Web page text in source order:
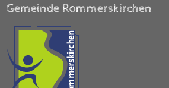
Gemeinde Rommerskirchen